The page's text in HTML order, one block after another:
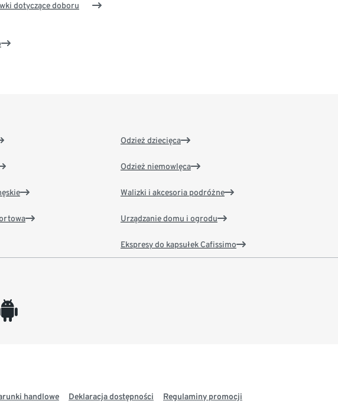
dotyczące doboru
Odzież dziecięca
Odzież niemowlęca
Walizki i akcesoria podróżne
Urządzanie domu i ogrodu
Ekspresy do kapsułek Cafissimo
handlowe Deklaracja dostępności Regulaminy promocji